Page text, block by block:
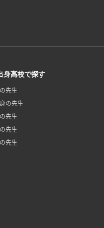
身高校で探す
先生
の先生
先生
先生
先生